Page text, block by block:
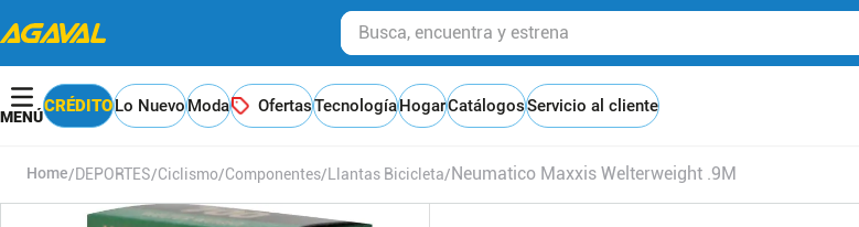
Busca, encuentra y estrena
CRÉDITOLo NuevoModa OfertasTecnologíaHogarCatálogosServicio al cliente
DEPORTES Ciclismo Componentes Llantas Bicicleta Neumatico Maxxis Welterweight .9M